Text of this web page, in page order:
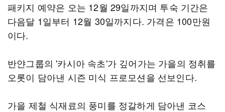
패키지 예약은 오는 12월 29일까지며 투숙 기간은
다음달 1일부터 12월 30일까지다. 가격은 100만원
이다.
반얀그룹의 '카시아 속초'가 깊어가는 가을의 정취를
오롯이 담아낸 시즌 미식 프로모션을 선보인다.
가을 제철 식재료의 풍미를 정갈하게 담아낸 코스